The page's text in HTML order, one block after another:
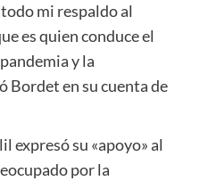
mi respaldo al
es quien conduce el
y la
Bordet en su cuenta de
expresó su «apoyo» al
por la